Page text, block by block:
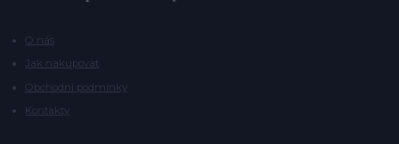
O nás
Jak nakupovat
Obchodní podmínky
Kontakty